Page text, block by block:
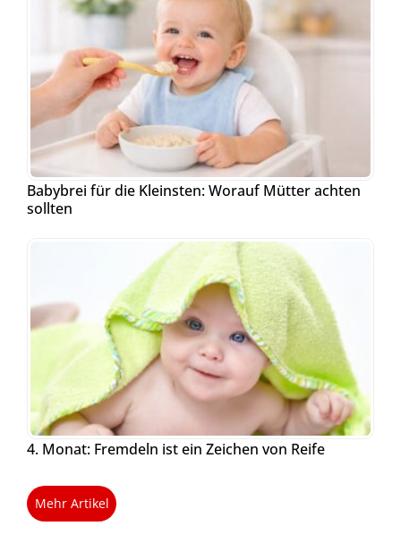
Babybrei für die Kleinsten: Worauf Mütter achten
sollten
4. Monat: Fremdeln ist ein Zeichen von Reife
Mehr Artikel